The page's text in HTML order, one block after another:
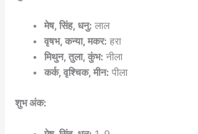
मेष, सिंह, धनु: लाल
वृषभ, कन्या, मकर: हरा
मिथुन, तुला, कुंभ: नीला
कर्क, वृश्चिक, मीन: पीला
शुभ अंक: